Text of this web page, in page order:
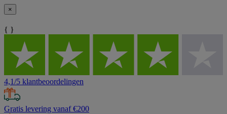
×
{ }
4,1/5 klantbeoordelingen
Gratis levering vanaf €200